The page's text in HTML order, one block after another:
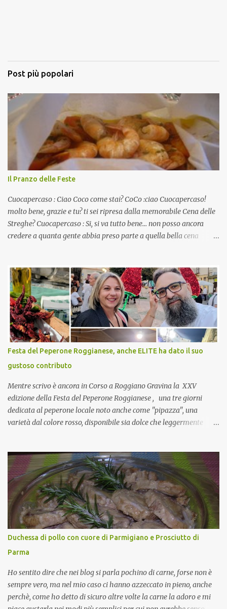
Post più popolari
Il Pranzo delle Feste
Cuocapercaso : Ciao Coco come stai? CoCo :ciao Cuocapercaso!
molto bene, grazie e tu? ti sei ripresa dalla memorabile Cena delle
Streghe? Cuocapercaso : Si, si va tutto bene… non posso ancora
credere a quanta gente abbia preso parte a quella bella cena
pranzo, racconta un po'! Perchè io avrò ospiti e cerco degli spunti...
Cuocapercaso : A dire il vero domenica prossima non preparo
nulla perché vado al Pranzo Aziendale di fine anno organizzato dai
mie capi! CoCo : Pranzo aziendale? Una bella idea! Cuocapercaso :
si, è un modo per riunirsi tutti a fine anno e tirare le somme…
naturalmente mangiando tutti insieme, con grande convivialità!
CoCo : è naturale il cibo, come sappiamo bene, funziona spesso da
collante e anche nel lavoro riesce a creare spesso l’ambiente
favorevole per molte belle opportunità, non trovi? Cuocapercaso :
Si, concordo! …addirittura si dice...
Festa del Peperone Roggianese, anche ELITE ha dato il suo
gustoso contributo
Mentre scrivo è ancora in Corso a Roggiano Gravina la XXV
edizione della Festa del Peperone Roggianese , una tre giorni
dedicata al peperone locale noto anche come "pipazza", una
varietà dal colore rosso, disponibile sia dolce che leggermente
(Pat) della Calabria. Un ingrediente versatile in cucina, utilizzato
fresco o essiccato in ricette della tradizione o in piatti innovativi.
Durante la prima serata dell'evento abbiamo avuto prova della
versatilità di questo ingrediente durante il "2° Concorso
Gastronomico di piatti a base di peperone Roggianese" ideato da
Gina Santagata , presidente dell'associazione Mongolfiera, che ha
visto coinvolte tante associazioni attive sul territorio che hanno
voluto partecipare presentando un loro piatto a base di peperone.
Da giurata del concorso insieme agli chef Francesco Luci e ...
Duchessa di pollo con cuore di Parmigiano e Prosciutto di
Parma
Ho sentito dire che nei blog si parla pochino di carne, forse non è
sempre vero, ma nel mio caso ci hanno azzeccato in pieno, anche
perchè, come ho detto di sicuro altre volte la carne la adoro e mi